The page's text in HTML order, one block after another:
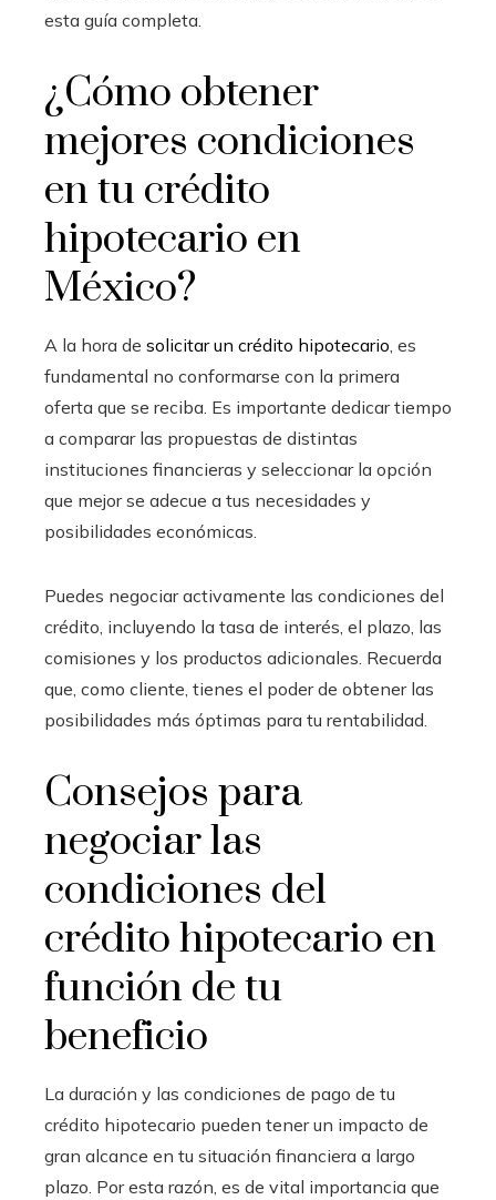
esta guía completa.
¿Cómo obtener
mejores condiciones
en tu crédito
hipotecario en
México?
A la hora de solicitar un crédito hipotecario, es
fundamental no conformarse con la primera
oferta que se reciba. Es importante dedicar tiempo
a comparar las propuestas de distintas
instituciones financieras y seleccionar la opción
que mejor se adecue a tus necesidades y
posibilidades económicas.
Puedes negociar activamente las condiciones del
crédito, incluyendo la tasa de interés, el plazo, las
comisiones y los productos adicionales. Recuerda
que, como cliente, tienes el poder de obtener las
posibilidades más óptimas para tu rentabilidad.
Consejos para
negociar las
condiciones del
crédito hipotecario en
función de tu
beneficio
La duración y las condiciones de pago de tu
crédito hipotecario pueden tener un impacto de
gran alcance en tu situación financiera a largo
plazo. Por esta razón, es de vital importancia que